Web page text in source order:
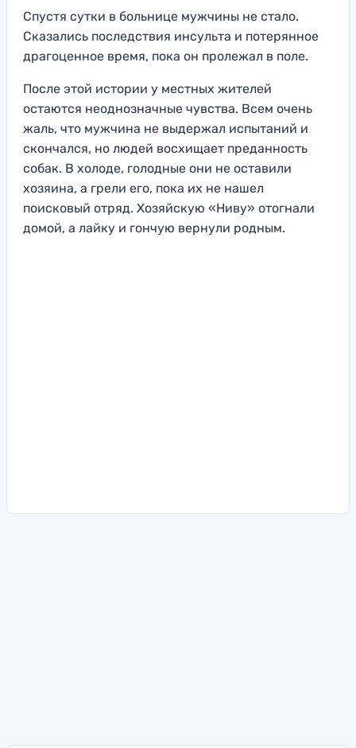
Спустя сутки в больнице мужчины не стало.
Сказались последствия инсульта и потерянное
драгоценное время, пока он пролежал в поле.
После этой истории у местных жителей
остаются неоднозначные чувства. Всем очень
жаль, что мужчина не выдержал испытаний и
скончался, но людей восхищает преданность
собак. В холоде, голодные они не оставили
хозяина, а грели его, пока их не нашел
поисковый отряд. Хозяйскую «Ниву» отогнали
домой, а лайку и гончую вернули родным.